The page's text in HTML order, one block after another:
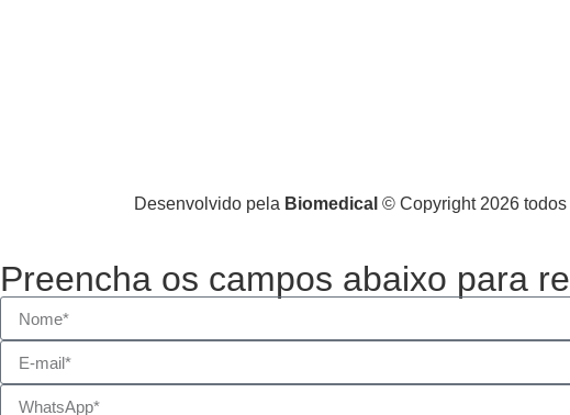
Desenvolvido pela Biomedical © Copyright 2026
Preencha os campos abaixo para